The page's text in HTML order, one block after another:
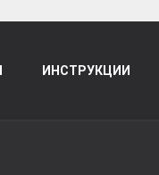
ИНСТРУКЦИИ